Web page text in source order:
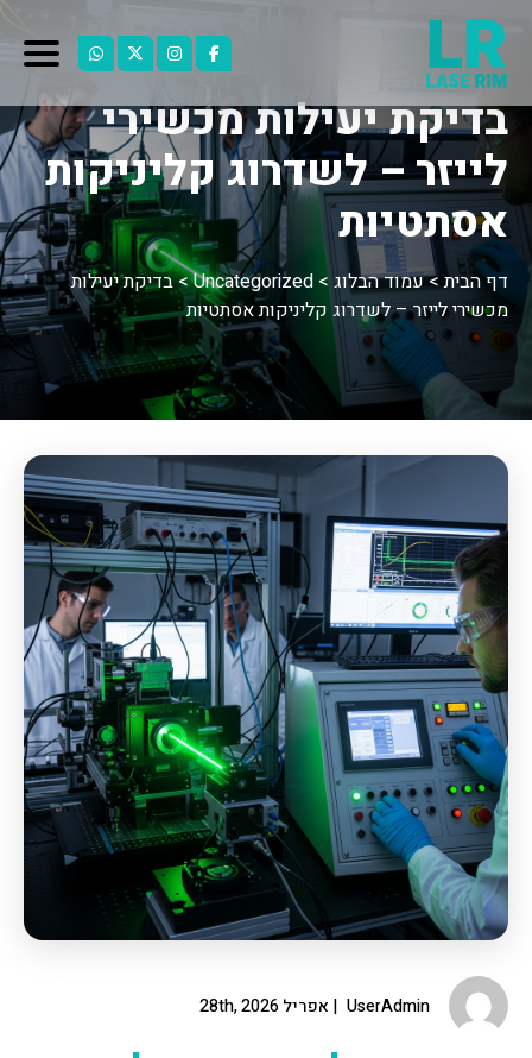
בדיקת יעילות מכשירי
לייזר – לשדרוג קליניקות
אסתטיות
דף הבית>עמוד הבלוג>
Uncategorized
>בדיקת יעילות
מכשירי לייזר – לשדרוג קליניקות אסתטיות
UserAdmin אפריל 28th, 2026